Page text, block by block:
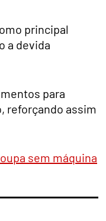
principal
a devida
para
reforçando assim
sem máquina